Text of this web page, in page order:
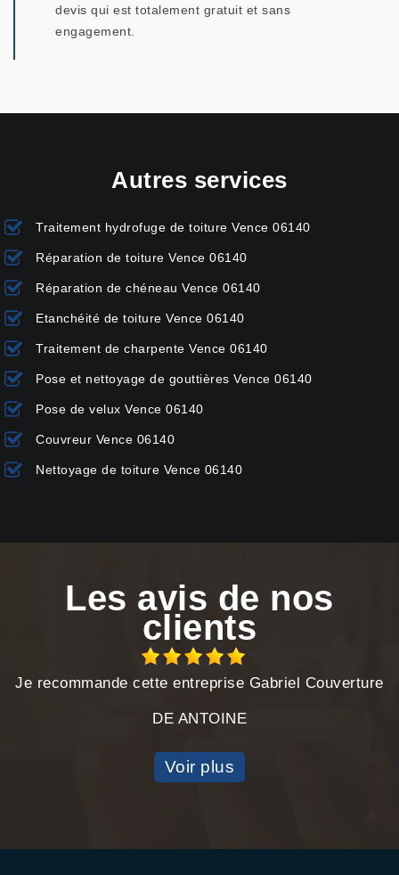
devis qui est totalement gratuit et sans
engagement.
Autres services
Traitement hydrofuge de toiture Vence 06140
Réparation de toiture Vence 06140
Réparation de chéneau Vence 06140
Etanchéité de toiture Vence 06140
Traitement de charpente Vence 06140
Pose et nettoyage de gouttières Vence 06140
Pose de velux Vence 06140
Couvreur Vence 06140
Nettoyage de toiture Vence 06140
Les avis de nos
clients
Je recommande cette entreprise Gabriel Couverture
DE ANTOINE
Voir plus